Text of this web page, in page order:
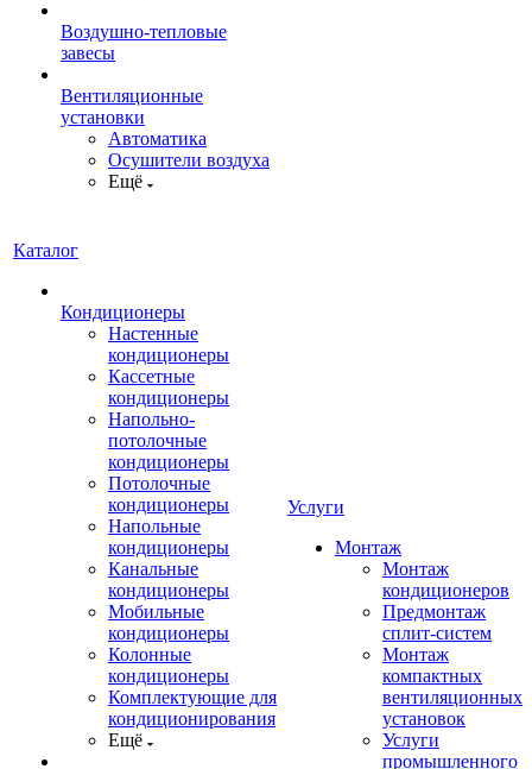
Воздушно-тепловые
завесы
Вентиляционные
установки
Автоматика
Осушители воздуха
Ещё
Каталог
Кондиционеры
Настенные
кондиционеры
Кассетные
кондиционеры
Напольно-
потолочные
кондиционеры
Потолочные
кондиционеры
Напольные
кондиционеры
Канальные
кондиционеры
Мобильные
кондиционеры
Колонные
кондиционеры
Комплектующие для
кондиционирования
Ещё
Услуги
Монтаж
Монтаж
кондиционеров
Предмонтаж
сплит-систем
Монтаж
компактных
вентиляционных
установок
Услуги
промышленного